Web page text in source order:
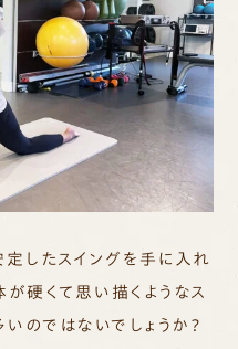
定したスイングを手に入れ
が硬くて思い描くようなス
のではないでしょうか？